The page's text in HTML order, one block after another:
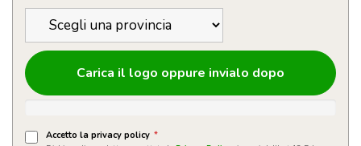
Carica il logo oppure invialo dopo
Accetto la privacy policy *